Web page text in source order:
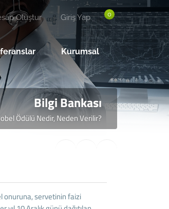
0
Giriş Yap
Oluştur
Kurumsal
Bilgi Bankası
Ödülü Nedir, Neden Verilir?
onuruna, servetinin faizi